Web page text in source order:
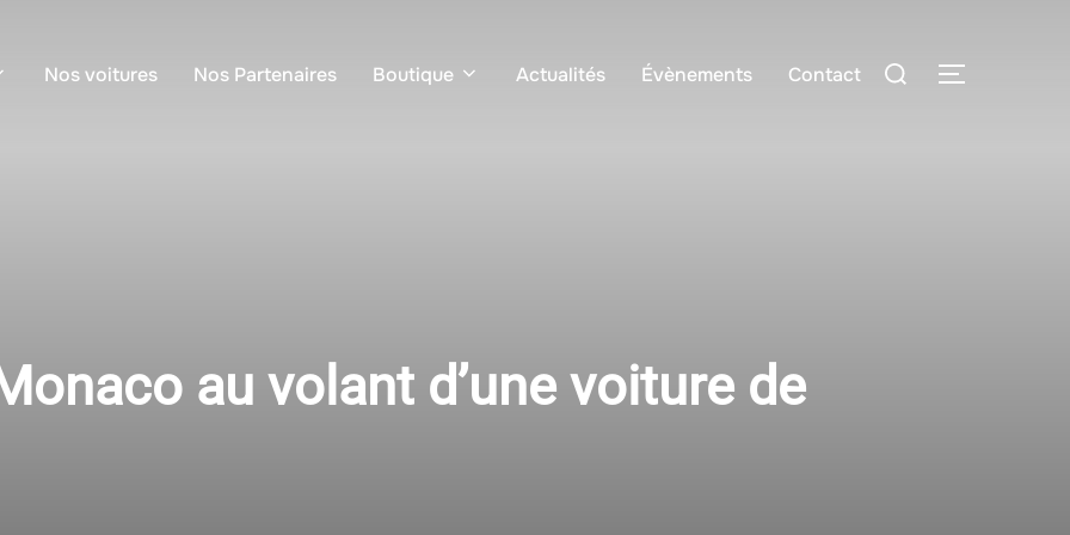
Nos voitures Nos Partenaires Boutique Actualités Évènements Contact
Rechercher :
au volant d’une voiture de